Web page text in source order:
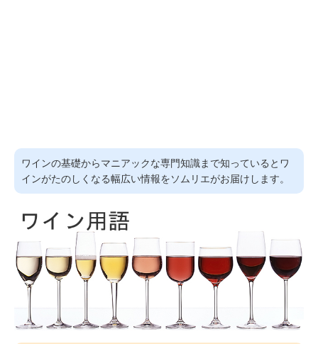
ワインの基礎からマニアックな専門知識まで知っているとワ
インがたのしくなる幅広い情報をソムリエがお届けします。